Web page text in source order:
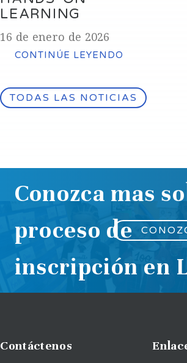
LEARNING
16 de enero de 2026
CONTINÚE LEYENDO
TODAS LAS NOTICIAS
Conozca mas
proceso de
inscripción en
Contáctenos